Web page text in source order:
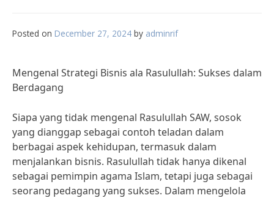
Posted on December 27, 2024 by adminrif
Mengenal Strategi Bisnis ala Rasulullah: Sukses dalam
Berdagang
Siapa yang tidak mengenal Rasulullah SAW, sosok
yang dianggap sebagai contoh teladan dalam
berbagai aspek kehidupan, termasuk dalam
menjalankan bisnis. Rasulullah tidak hanya dikenal
sebagai pemimpin agama Islam, tetapi juga sebagai
seorang pedagang yang sukses. Dalam mengelola